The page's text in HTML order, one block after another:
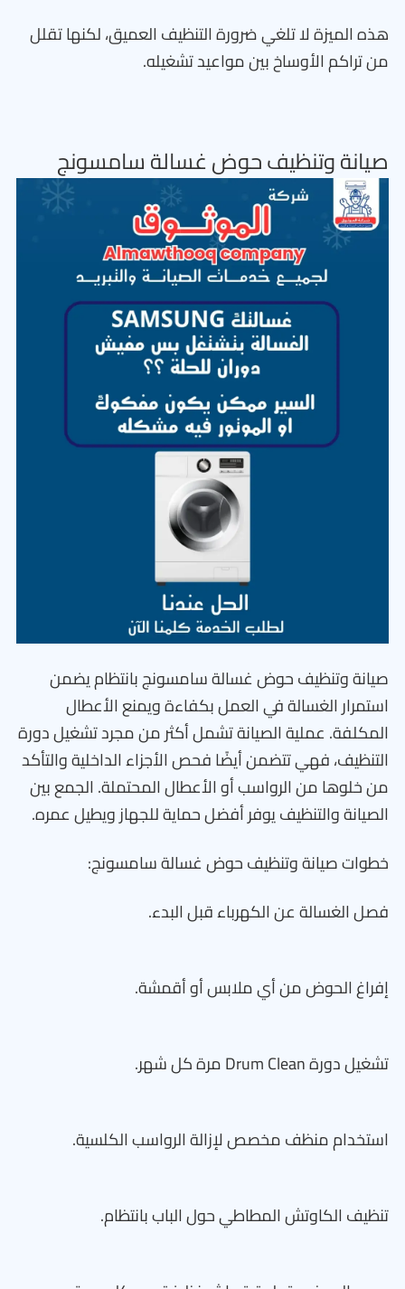
هذه الميزة لا تلغي ضرورة التنظيف العميق، لكنها تقلل
من تراكم الأوساخ بين مواعيد تشغيله.
صيانة وتنظيف حوض غسالة سامسونج
صيانة وتنظيف حوض غسالة سامسونج بانتظام يضمن
استمرار الغسالة في العمل بكفاءة ويمنع الأعطال
المكلفة. عملية الصيانة تشمل أكثر من مجرد تشغيل دورة
التنظيف، فهي تتضمن أيضًا فحص الأجزاء الداخلية والتأكد
من خلوها من الرواسب أو الأعطال المحتملة. الجمع بين
الصيانة والتنظيف يوفر أفضل حماية للجهاز ويطيل عمره.
خطوات صيانة وتنظيف حوض غسالة سامسونج:
فصل الغسالة عن الكهرباء قبل البدء.
إفراغ الحوض من أي ملابس أو أقمشة.
تشغيل دورة Drum Clean مرة كل شهر.
استخدام منظف مخصص لإزالة الرواسب الكلسية.
تنظيف الكاوتش المطاطي حول الباب بانتظام.